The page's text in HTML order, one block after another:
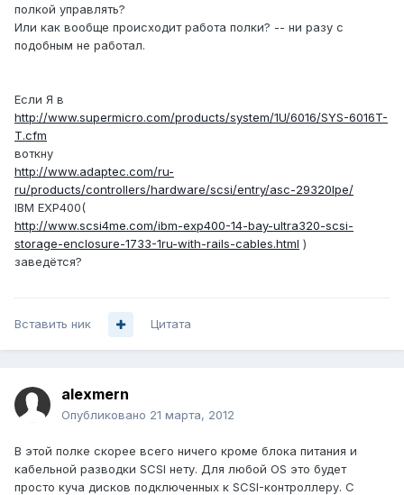
полкой управлять?
Или как вообще происходит работа полки? -- ни разу с
подобным не работал.
Если Я в
http://www.supermicro.com/products/system/1U/6016/SYS-6016T-
T.cfm
воткну
http://www.adaptec.com/ru-
ru/products/controllers/hardware/scsi/entry/asc-29320lpe/
IBM EXP400(
http://www.scsi4me.com/ibm-exp400-14-bay-ultra320-scsi-
storage-enclosure-1733-1ru-with-rails-cables.html )
заведётся?
Вставить ник Цитата
alexmern
Опубликовано 21 марта, 2012
В этой полке скорее всего ничего кроме блока питания и
кабельной разводки SCSI нету. Для любой OS это будет
просто куча дисков подключенных к SCSI-контроллеру. С